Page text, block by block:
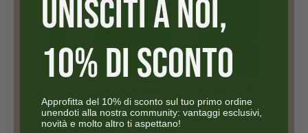
CHF33.90
UNISCITI A NOI,
10% DI SCONTO
Approfitta del 10% di sconto sul tuo primo ordine
unendoti alla nostra community: vantaggi esclusivi,
novità e molto altro ti aspettano!